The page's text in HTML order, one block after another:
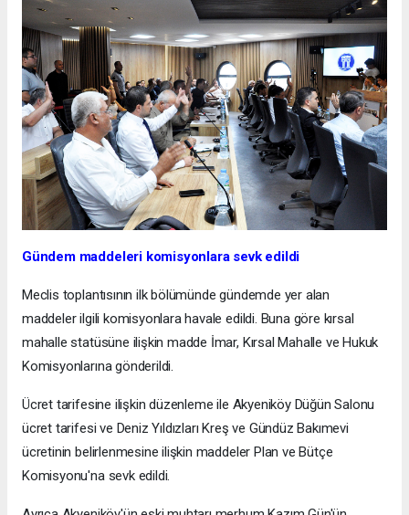
Gündem maddeleri komisyonlara sevk edildi
Meclis toplantısının ilk bölümünde gündemde yer alan
maddeler ilgili komisyonlara havale edildi. Buna göre kırsal
mahalle statüsüne ilişkin madde İmar, Kırsal Mahalle ve Hukuk
Komisyonlarına gönderildi.
Ücret tarifesine ilişkin düzenleme ile Akyeniköy Düğün Salonu
ücret tarifesi ve Deniz Yıldızları Kreş ve Gündüz Bakımevi
ücretinin belirlenmesine ilişkin maddeler Plan ve Bütçe
Komisyonu'na sevk edildi.